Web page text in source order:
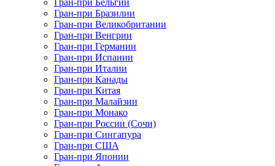
Гран-при Бельгии
Гран-при Бразилии
Гран-при Великобритании
Гран-при Венгрии
Гран-при Германии
Гран-при Испании
Гран-при Италии
Гран-при Канады
Гран-при Китая
Гран-при Малайзии
Гран-при Монако
Гран-при России (Сочи)
Гран-при Сингапура
Гран-при США
Гран-при Японии